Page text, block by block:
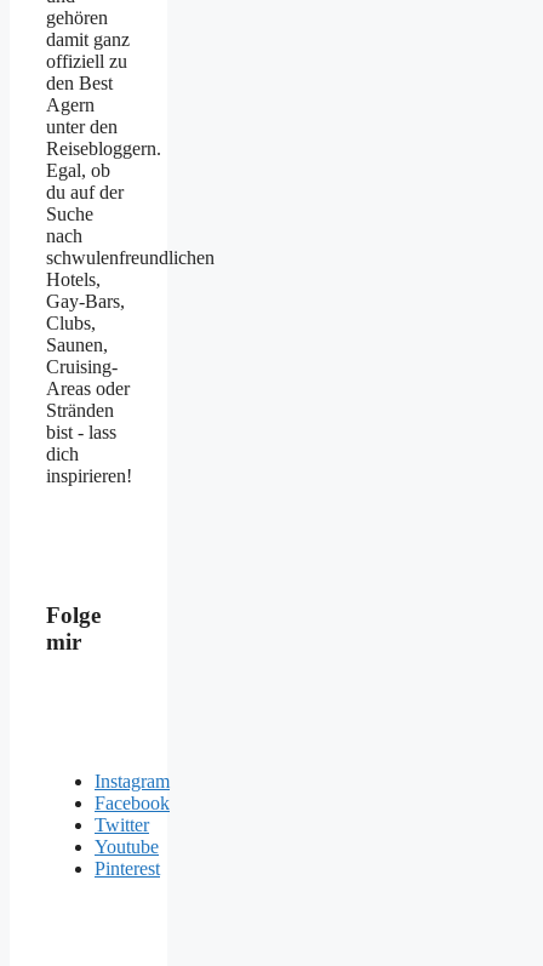
gehören
damit ganz
offiziell zu
den Best
Agern
unter den
Reisebloggern.
Egal, ob
du auf der
Suche
nach
schwulenfreundlichen
Hotels,
Gay-Bars,
Clubs,
Saunen,
Cruising-
Areas oder
Stränden
bist - lass
dich
inspirieren!
Folge
mir
Instagram
Facebook
Twitter
Youtube
Pinterest